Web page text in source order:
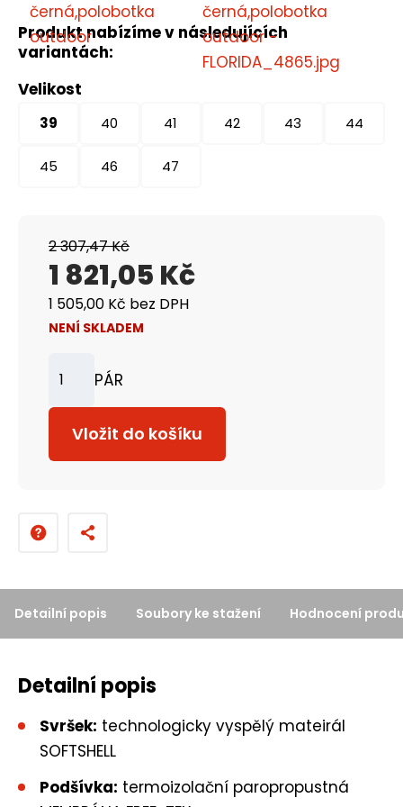
Produkt nabízíme v následujících
variantách:
Velikost
39 40 41 42 43 44
45 46 47
2 307,47 Kč
1 821,05 Kč
1 505,00 Kč bez DPH
NENÍ SKLADEM
m
n
č
e
t
PÁR
Vložit do košíku
Detailní popis Soubory ke stažení Hodnocení
Detailní popis
Svršek: technologicky vyspělý mateirál
SOFTSHELL
Podšívka: termoizolační paropropustná